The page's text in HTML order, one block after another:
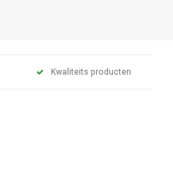
Kwaliteits producten